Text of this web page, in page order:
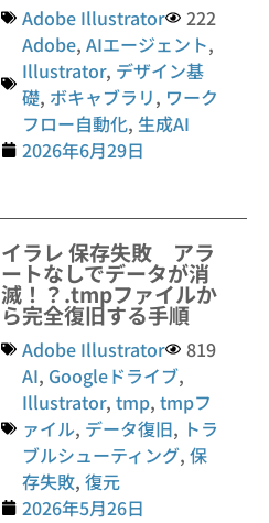
Adobe Illustrator
222
Adobe,AIエージェント,
Illustrator, デザイン基
礎, ボキャブラリ, ワーク
フロー自動化, 生成AI
2026年6月29日
イラレ 保存失敗 アラ
ートなしでデータが消
滅！？.tmpファイルか
ら完全復旧する手順
Adobe Illustrator
819
AI, Googleドライブ,
Illustrator,tmp,tmpフ
ァイル, データ復旧, トラ
ブルシューティング,保
存失敗,復元
2026年5月26日